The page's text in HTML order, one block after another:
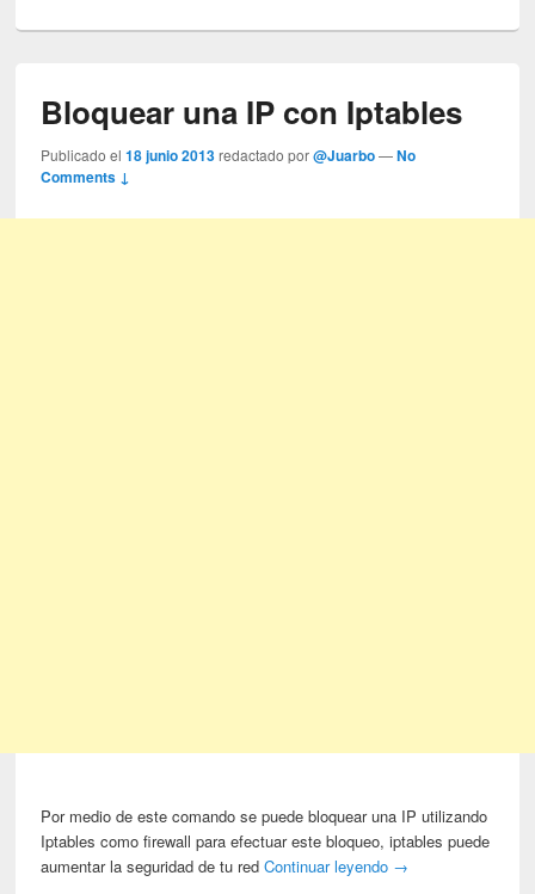
Bloquear una IP con Iptables
Publicado el18 junio 2013 redactado por@Juarbo —No
Comments ↓
Por medio de este comando se puede bloquear una IP utilizando
Iptables como firewall para efectuar este bloqueo, iptables puede
aumentar la seguridad de tu redContinuar leyendo →